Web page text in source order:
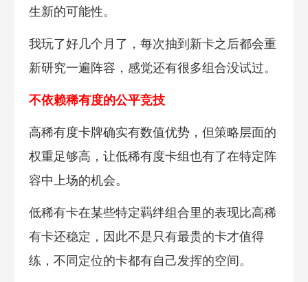
生新的可能性。
我玩了好几个月了，每次抽到新卡之后都会重
新研究一遍阵容，感觉还有很多组合没试过。
不依赖稀有度的公平竞技
高稀有度卡牌确实有数值优势，但策略层面的
权重足够高，让低稀有度卡组也有了在特定阵
容中上场的机会。
低稀有卡在某些特定羁绊组合里的表现比高稀
有卡还稳定，因此不是只有最贵的卡才值得
练，不同定位的卡都有自己发挥的空间。